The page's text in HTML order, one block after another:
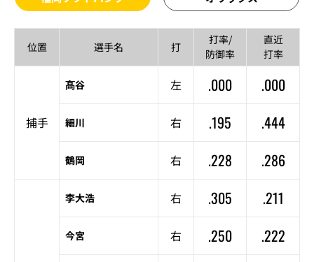
位置 選手名 打
打率/
防御率
直近
打率
捕手
髙谷 左 .000 .000
細川 右 .195 .444
鶴岡 右 .228 .286
李大浩 右 .305 .211
今宮 右 .250 .222